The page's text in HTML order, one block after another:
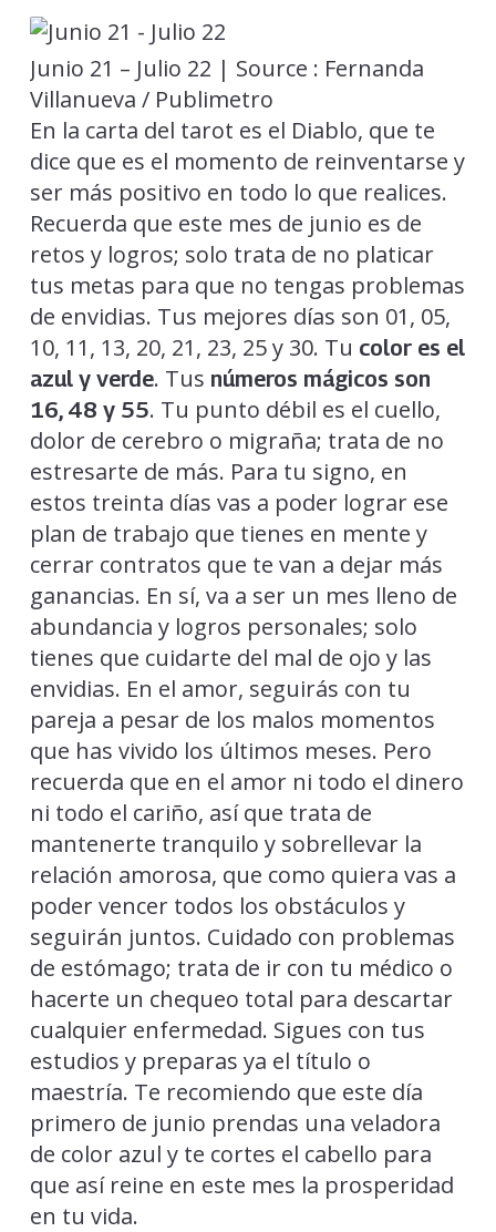
Junio 21 – Julio 22 | Source : Fernanda
Villanueva / Publimetro
En la carta del tarot es el Diablo, que te
dice que es el momento de reinventarse y
ser más positivo en todo lo que realices.
Recuerda que este mes de junio es de
retos y logros; solo trata de no platicar
tus metas para que no tengas problemas
de envidias. Tus mejores días son 01, 05,
10, 11, 13, 20, 21, 23, 25 y 30. Tu color es el
azul y verde. Tus números mágicos son
16, 48 y 55. Tu punto débil es el cuello,
dolor de cerebro o migraña; trata de no
estresarte de más. Para tu signo, en
estos treinta días vas a poder lograr ese
plan de trabajo que tienes en mente y
cerrar contratos que te van a dejar más
ganancias. En sí, va a ser un mes lleno de
abundancia y logros personales; solo
tienes que cuidarte del mal de ojo y las
envidias. En el amor, seguirás con tu
pareja a pesar de los malos momentos
que has vivido los últimos meses. Pero
recuerda que en el amor ni todo el dinero
ni todo el cariño, así que trata de
mantenerte tranquilo y sobrellevar la
relación amorosa, que como quiera vas a
poder vencer todos los obstáculos y
seguirán juntos. Cuidado con problemas
de estómago; trata de ir con tu médico o
hacerte un chequeo total para descartar
cualquier enfermedad. Sigues con tus
estudios y preparas ya el título o
maestría. Te recomiendo que este día
primero de junio prendas una veladora
de color azul y te cortes el cabello para
que así reine en este mes la prosperidad
en tu vida.